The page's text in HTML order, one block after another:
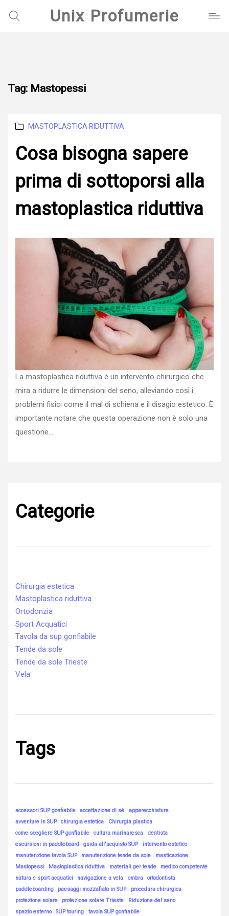
Unix Profumerie
Tag: Mastopessi
Categories
MASTOPLASTICA RIDUTTIVA
Cosa bisogna sapere
prima di sottoporsi alla
mastoplastica riduttiva
La mastoplastica riduttiva è un intervento chirurgico che
mira a ridurre le dimensioni del seno, alleviando così i
problemi fisici come il mal di schiena e il disagio estetico. È
importante notare che questa operazione non è solo una
questione…
Categorie
Chirurgia estetica
Mastoplastica riduttiva
Ortodonzia
Sport Acquatici
Tavola da sup gonfiabile
Tende da sole
Tende da sole Trieste
Vela
Tags
accessori SUP gonfiabile accettazione di sé
apparecchiature
avventure in SUP
chirurgia estetica
Chirurgia plastica
come scegliere SUP gonfiabile
cultura marinaresca
dentista
escursioni in paddleboard
guida all'acquisto SUP
intervento estetico
manutenzione tavola SUP
manutenzione tende da sole
masticazione
Mastopessi
Mastoplastica riduttiva materiali per tende
medico competente
natura e sport acquatici
navigazione a vela ombra
ortodontista
paddleboarding
paesaggi mozzafiato in SUP
procedura chirurgica
protezione solare
protezione solare Trieste
Riduzione del seno
spazio esterno
SUP touring tavola SUP gonfiabile